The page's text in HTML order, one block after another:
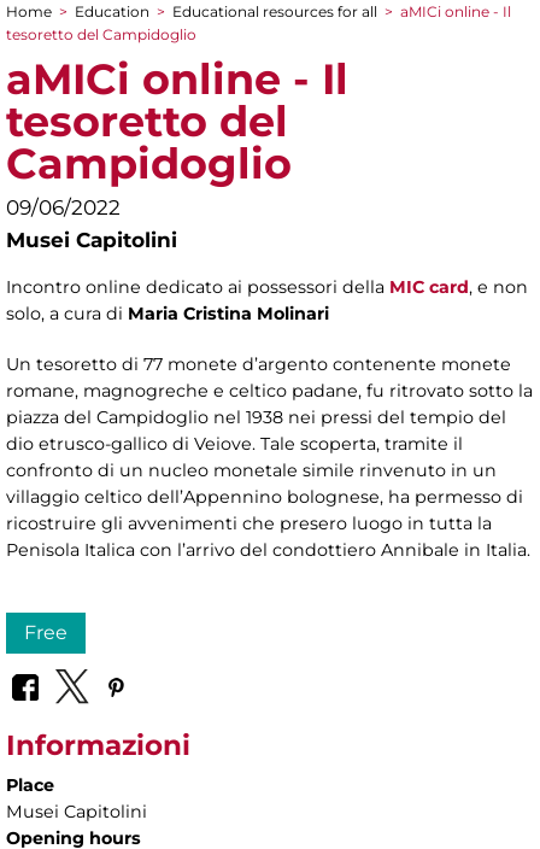
You are here
Home > Education > Educational resources for all > aMICi online - Il
tesoretto del Campidoglio
aMICi online - Il
tesoretto del
Campidoglio
09/06/2022
Musei Capitolini
Incontro online dedicato ai possessori della MIC card, e non
solo, a cura di Maria Cristina Molinari
Un tesoretto di 77 monete d’argento contenente monete
romane, magnogreche e celtico padane, fu ritrovato sotto la
piazza del Campidoglio nel 1938 nei pressi del tempio del
dio etrusco-gallico di Veiove. Tale scoperta, tramite il
confronto di un nucleo monetale simile rinvenuto in un
villaggio celtico dell’Appennino bolognese, ha permesso di
ricostruire gli avvenimenti che presero luogo in tutta la
Penisola Italica con l’arrivo del condottiero Annibale in Italia.
Free
Informazioni
Place
Musei Capitolini
Opening hours